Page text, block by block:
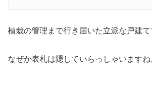
植栽の管理まで行き届いた立派な戸建て
なぜか表札は隠していらっしゃいますね